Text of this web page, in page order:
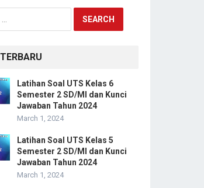
Latihan Soal UTS Kelas 6
Semester 2 SD/MI dan Kunci
Jawaban Tahun 2024
March 1, 2024
Latihan Soal UTS Kelas 5
Semester 2 SD/MI dan Kunci
Jawaban Tahun 2024
March 1, 2024